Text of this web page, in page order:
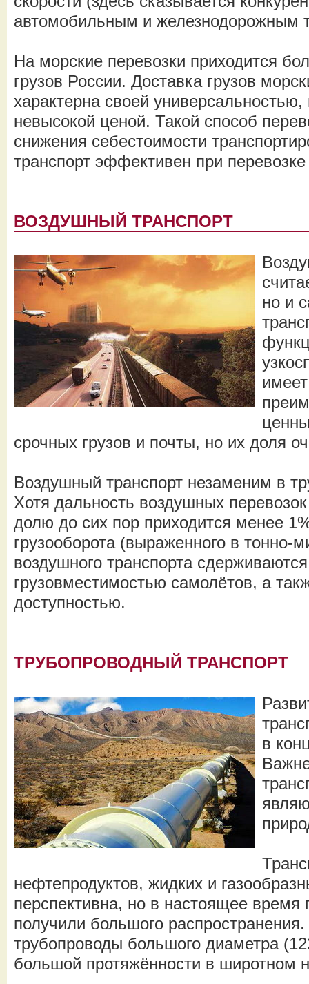
автомобильным и железнодорожным
На морские перевозки приходится
грузов России. Доставка грузов
характерна своей
невысокой ценой. Такой способ
снижения себестоимости
транспорт эффективен при
ВОЗДУШНЫЙ ТРАНСПОРТ
но и
срочных грузов и почты, но их доля
Воздушный транспорт незаменим в
Хотя дальность воздушных
долю до сих пор приходится менее
грузооборота (выраженного в тонно-
воздушного транспорта
грузовместимостью самолётов, а
доступностью.
ТРУБОПРОВОДНЫЙ ТРАНСПОРТ
в
нефтепродуктов, жидких и
перспективна, но в настоящее время
получили большого
трубопроводы большого диаметра
большой протяжённости в широтном